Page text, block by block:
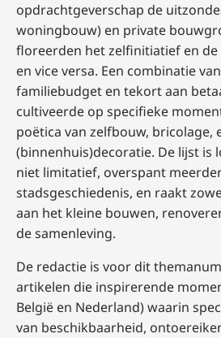
opdrachtgeverschap de
woningbouw) en private
floreerden het zelfinitiatief en
en vice versa. Een combinatie
familiebudget en tekort aan
cultiveerde op specifieke
poëtica van zelfbouw, bricolage,
(binnenhuis)decoratie. De lijst is
niet limitatief, overspant
stadsgeschiedenis, en raakt
aan het kleine bouwen,
de samenleving.
De redactie is voor dit
artikelen die inspirerende
België en Nederland) waarin
van beschikbaarheid,